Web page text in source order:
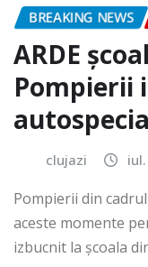
BREAKING NEWS
ARDE
Pompierii
clujazi
Pompierii din
aceste momente
izbucnit la școala